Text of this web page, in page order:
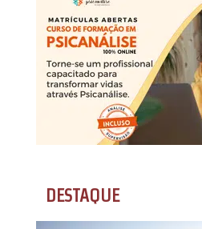
DESTAQUE